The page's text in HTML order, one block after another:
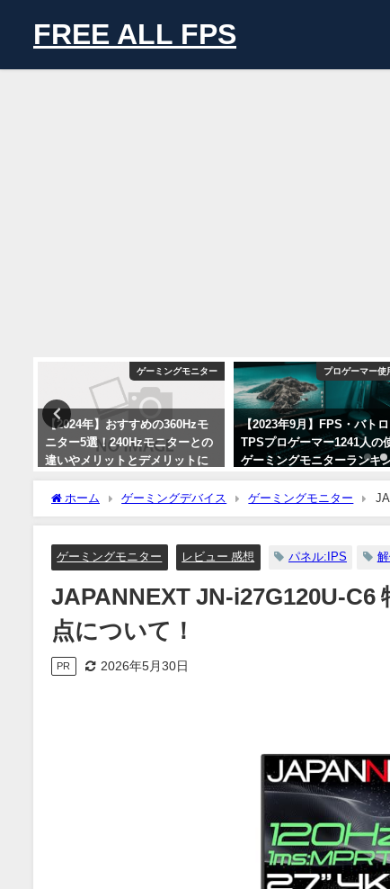
FREE ALL FPS
ゲーミングモニター
【2024年】おすすめの360Hzモ
ニター5選！240Hzモニターとの
違いやメリットとデメリットに
ついて！
2024年1月2日
プロゲーマー使
【2023年9月】FPS・バト
TPSプロゲーマー1241人の
ゲーミングモニターランキ
グ！人気メーカーとモデル
介！
ホーム ゲーミングデバイス ゲーミングモニター
て！
ゲーミングモニター レビュー 感想 パネル:IPS
JAPANNEXT JN-i27G120U-C6
点について！
PR 2026年5月30日